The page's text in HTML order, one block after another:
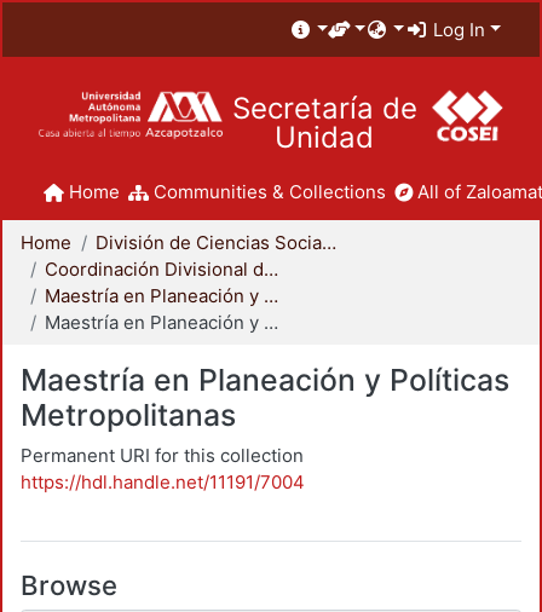
Log In
Secretaría de
Unidad
Home Communities & Collections All of
Home
División de Ciencias Sociales y Humanidades
Coordinación Divisional de Posgrado
Maestría en Planeación y Políticas Metropolitanas
Maestría en Planeación y Políticas Metropolitanas
Maestría en Planeación y Políticas
Metropolitanas
Permanent URI for this collection
https://hdl.handle.net/11191/7004
Browse